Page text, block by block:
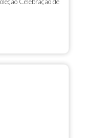
Celebração de